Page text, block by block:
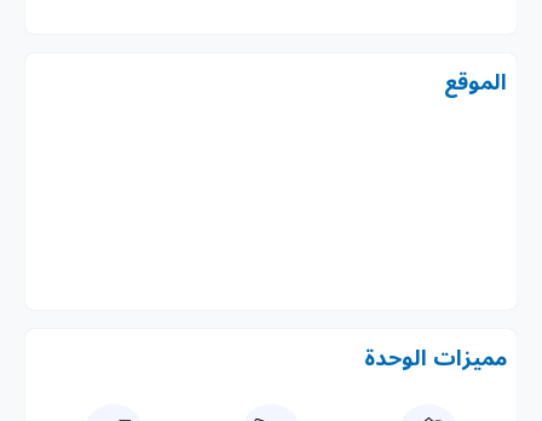
الموقع
مميزات الوحدة